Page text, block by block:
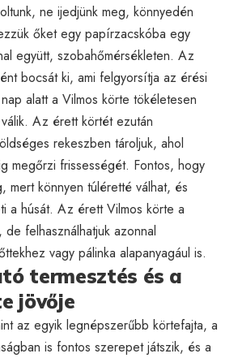
ne ijedjünk meg, könnyedén
őket egy papírzacskóba egy
együtt, szobahőmérsékleten. Az
bocsát ki, ami felgyorsítja az érési
alatt a Vilmos körte tökéletesen
Az érett körtét ezután
rekeszben tároljuk, ahol
megőrzi frissességét. Fontos, hogy
mert könnyen túléretté válhat, és
a húsát. Az érett Vilmos körte a
felhasználhatjuk azonnal
vagy pálinka alapanyagául is.
termesztés és a
jövője
az egyik legnépszerűbb körtefajta, a
is fontos szerepet játszik, és a